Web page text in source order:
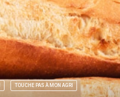
TOUCHE PAS À MON AGRI